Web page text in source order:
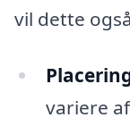
vil dette
variere